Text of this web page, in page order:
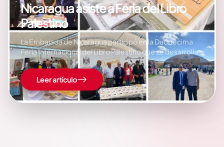
Nicaragua asiste a Feria del Libro
Palestino
La Embajada de Nicaragua participó en la Duodécima
Feria Internacional del Libro Palestino que se desarrolla
en la ciudad de Ramallah entre el 14 y el 24 de
septiembre 2022. Este año, la Feria Internacional del
Libro Palestino, contó con la participación de 150
escritores árabes, y 350…
Leer artículo